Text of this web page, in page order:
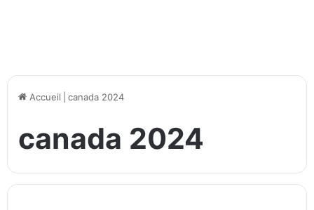
Accueil canada 2024
canada 2024